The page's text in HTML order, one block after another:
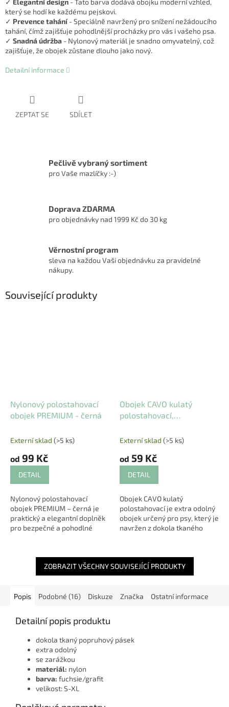
✓ Elegantní design - Tato barva dodává obojku moderní vzhled,
který se hodí ke každému pejskovi.
✓ Prevence tahání- Speciálně navržený pro snížení nežádoucího
tahání, čímž zajišťuje pohodlnější procházky pro vás i vašeho psa.
✓ Snadná údržba - Nylonový materiál je snadno omyvatelný, což
zajišťuje, že obojek zůstane dlouho jako nový.
Detailní informace
ZEPTAT SE SDÍLET
Pečlivě vybraný sortiment
pro Vaše mazlíčky :-)
Doprava ZDARMA
pro objednávky nad 1999 Kč do 30 kg
Věrnostní program
sleva na každou Vaši objednávku za pravidelné
nákupy.
Související produkty
Nylonový polostahovací
obojek PREMIUM - černá
Externí sklad (>5 ks)
od 99 Kč
DETAIL
Nylonový polostahovací
obojek PREMIUM – černá je
praktický a elegantní doplněk
pro bezpečné a pohodlné
funkčnímu designu...
Obojek CAVO kulatý
polostahovací,
Externí sklad (>5 ks)
od 59 Kč
DETAIL
Obojek CAVO kulatý
polostahovací je extra odolný
obojek určený pro psy, který je
navržen z dokola tkaného
je vybaven...
ZOBRAZIT VŠECHNY SOUVISEJÍCÍ PRODUKTY
Popis Podobné (16) Diskuze Značka Ostatní informace
Detailní popis produktu
dokola tkaný popruhový pásek
extra odolný
se zarážkou
materiál: nylon
barva: fuchsie/grafit
velikost: S-XL